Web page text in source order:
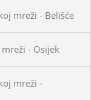
mreži - Belišće
- Osijek
mreži -